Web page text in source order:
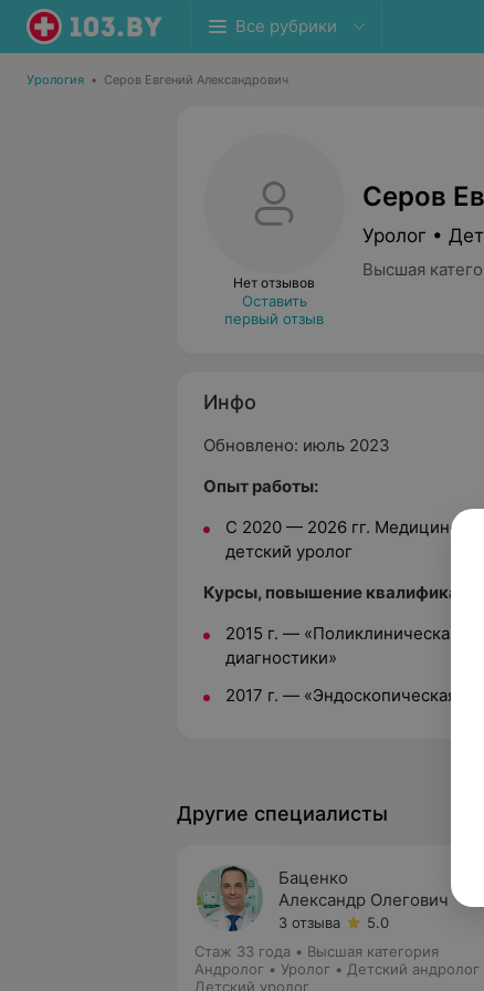
Все рубрики
Урология • Серов Евгений Александрович
Нет отзывов
Оставить
первый отзыв
Серов
Уролог •
Высшая
Инфо
Обновлено: июль 2023
Опыт работы:
С 2020 — 2026 гг.
детский уролог
Курсы, повышение квалификации:
2015 г. — «Поликлиническая
диагностики»
2017 г. — «Эндоскопическая
Другие специалисты
Баценко
Александр Олегович
3 отзыва
5.0
Стаж 33 года • Высшая категория
Андролог • Уролог • Детский андролог
Детский уролог